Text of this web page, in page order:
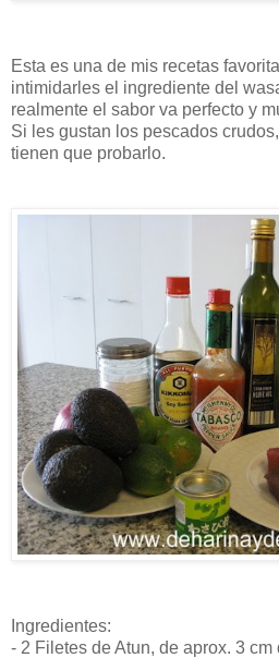
Esta es una de mis recetas
intimidarles el ingrediente del
realmente el sabor va perfecto y
Si les gustan los pescados
tienen que probarlo.
Ingredientes:
- 2 Filetes de Atun, de aprox. 3 cm